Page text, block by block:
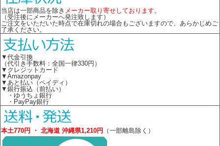
当店は一部商品を除き メーカー取り寄せしております。
（受注後にメーカーへ発注致します）
ご注文をいただいた時点で在庫切れの場合もございますので、あらかじめご
了承ください。
▼代金引換
（代引き手数料：全国一律330円）
▼クレジットカード
▼Amazonpay
▼あと払い（ペイディ）
▼銀行振込（前払い）
・ゆうちょ銀行
・PayPay銀行
本土770円 ・ 北海道 沖縄県1,210円 （一部離島除く）